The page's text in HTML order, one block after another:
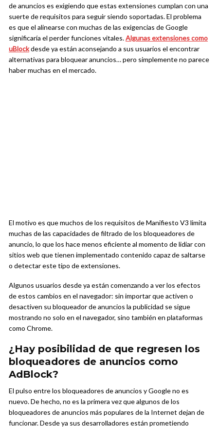
de anuncios es exigiendo que estas extensiones cumplan con una
suerte de requisitos para seguir siendo soportadas. El problema
es que el alinearse con muchas de las exigencias de Google
significaría el perder funciones vitales.Algunas extensiones como
uBlockdesde ya están aconsejando a sus usuarios el encontrar
alternativas para bloquear anuncios… pero simplemente no parece
haber muchas en el mercado.
El motivo es que muchos de los requisitos de Manifiesto V3 limita
muchas de las capacidades de filtrado de los bloqueadores de
anuncio, lo que los hace menos eficiente al momento de lidiar con
sitios web que tienen implementado contenido capaz de saltarse
o detectar este tipo de extensiones.
Algunos usuarios desde ya están comenzando a ver los efectos
de estos cambios en el navegador: sin importar que activen o
desactiven su bloqueador de anuncios la publicidad se sigue
mostrando no solo en el navegador, sino también en plataformas
como Chrome.
¿Hay posibilidad de que regresen los
bloqueadores de anuncios como
AdBlock?
El pulso entre los bloqueadores de anuncios y Google no es
nuevo. De hecho, no es la primera vez que algunos de los
bloqueadores de anuncios más populares de la Internet dejan de
funcionar. Desde ya sus desarrolladores están prometiendo